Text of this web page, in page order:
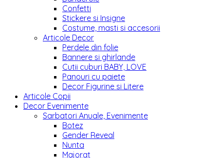
Confetti
Stickere si Insigne
Costume, masti si accesorii
Articole Decor
Perdele din folie
Bannere si ghirlande
Cutii cuburi BABY, LOVE
Panouri cu paiete
Decor Figurine si Litere
Articole Copii
Decor Evenimente
Sarbatori Anuale, Evenimente
Botez
Gender Reveal
Nunta
Majorat